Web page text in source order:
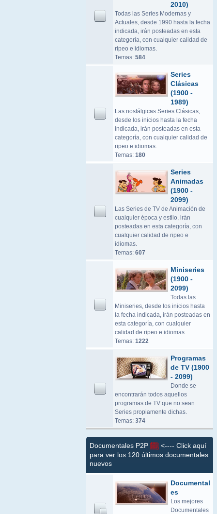
2010)
Todas las Series Modernas y
Actuales, desde 1990 hasta la fecha
indicada, irán posteadas en esta
categoría, con cualquier calidad de
ripeo e idiomas.
Temas: 584
Series
Clásicas
(1900 -
1989)
Las nostálgicas Series Clásicas,
desde los inicios hasta la fecha
indicada, irán posteadas en esta
categoría, con cualquier calidad de
ripeo e idiomas.
Temas: 180
Series
Animadas
(1900 -
2099)
Las Series de TV de Animación de
cualquier época y estilo, irán
posteadas en esta categoría, con
cualquier calidad de ripeo e
idiomas.
Temas: 607
Miniseries
(1900 -
2099)
Todas las
Miniseries, desde los inicios hasta
la fecha indicada, irán posteadas en
esta categoría, con cualquier
calidad de ripeo e idiomas.
Temas: 1222
Programas
de TV (1900
- 2099)
Donde se
encontrarán todos aquellos
programas de TV que no sean
Series propiamente dichas.
Temas: 374
Documentales P2P
<---- Click aquí
para ver los 120 últimos documentales
nuevos
Documental
es
Los mejores
Documentales